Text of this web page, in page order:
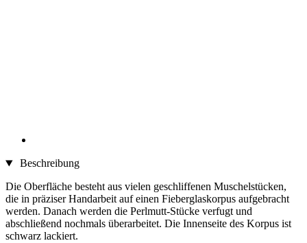
Beschreibung
Die Oberfläche besteht aus vielen geschliffenen Muschelstücken,
die in präziser Handarbeit auf einen Fieberglaskorpus aufgebracht
werden. Danach werden die Perlmutt-Stücke verfugt und
abschließend nochmals überarbeitet. Die Innenseite des Korpus ist
schwarz lackiert.